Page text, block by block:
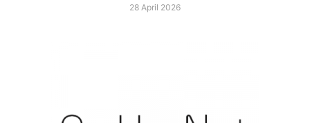
28 April 2026